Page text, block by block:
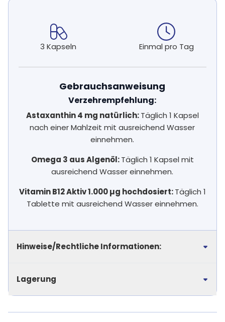
3 Kapseln Einmal pro Tag
Gebrauchsanweisung
Verzehrempfehlung:
Astaxanthin 4 mg natürlich:Täglich 1 Kapsel
nach einer Mahlzeit mit ausreichend Wasser
einnehmen.
Omega 3 aus Algenöl:Täglich 1 Kapsel mit
ausreichend Wasser einnehmen.
Vitamin B12 Aktiv 1.000 µg hochdosiert:Täglich 1
Tablette mit ausreichend Wasser einnehmen.
Hinweise/Rechtliche Informationen:
Lagerung